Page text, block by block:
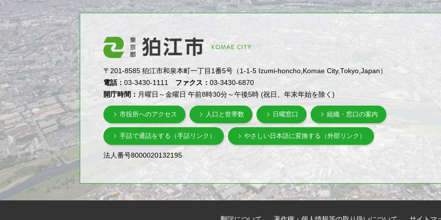
〒201-8585 狛江市和泉本町一丁目1番5号（1-1-5 Izumi-honcho,Komae City,Tokyo,Japan）
電話：03-3430-1111 ファクス：03-3430-6870
開庁時間： 月曜日～金曜日 午前8時30分～午後5時 (祝日、年末年始を除く)
市役所へのアクセス 人口と世帯数 日曜窓口 組織・窓口の案内
手話で通話をする（手話リンク） やさしい日本語に変換する（外部リンク）
法人番号8000020132195